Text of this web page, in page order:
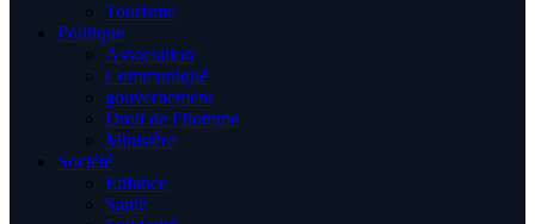
Tourisme
Politique
Association
Communiqué
gouvernement
Droit de l’homme
Ministère
Société
Enfance
Santé